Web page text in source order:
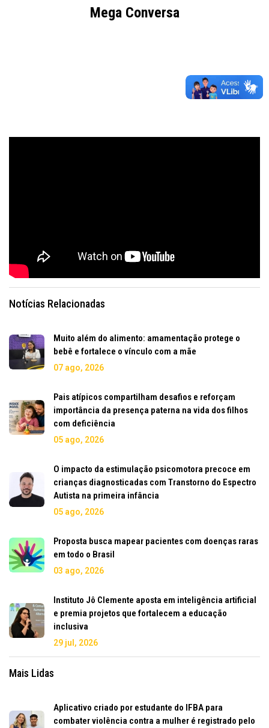
Mega Conversa
Notícias Relacionadas
Muito além do alimento: amamentação protege o
bebê e fortalece o vínculo com a mãe
07 ago, 2026
Pais atípicos compartilham desafios e reforçam
importância da presença paterna na vida dos filhos
com deficiência
05 ago, 2026
O impacto da estimulação psicomotora precoce em
crianças diagnosticadas com Transtorno do Espectro
Autista na primeira infância
05 ago, 2026
Proposta busca mapear pacientes com doenças raras
em todo o Brasil
03 ago, 2026
Instituto Jô Clemente aposta em inteligência artificial
e premia projetos que fortalecem a educação
inclusiva
29 jul, 2026
Mais Lidas
Aplicativo criado por estudante do IFBA para
combater violência contra a mulher é registrado pelo